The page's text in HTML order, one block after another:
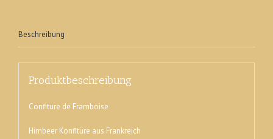
Beschreibung
Produktbeschreibung
Confiture de Framboise
Himbeer Konfitüre aus Frankreich